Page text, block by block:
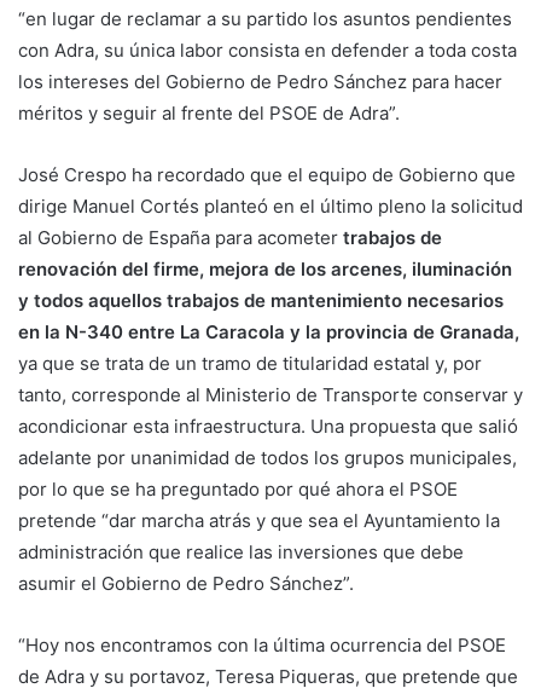
“en lugar de reclamar a su partido los asuntos pendientes
con Adra, su única labor consista en defender a toda costa
los intereses del Gobierno de Pedro Sánchez para hacer
méritos y seguir al frente del PSOE de Adra”.
José Crespo ha recordado que el equipo de Gobierno que
dirige Manuel Cortés planteó en el último pleno la solicitud
al Gobierno de España para acometer trabajos de
renovación del firme, mejora de los arcenes, iluminación
y todos aquellos trabajos de mantenimiento necesarios
en la N-340 entre La Caracola y la provincia de Granada,
ya que se trata de un tramo de titularidad estatal y, por
tanto, corresponde al Ministerio de Transporte conservar y
acondicionar esta infraestructura. Una propuesta que salió
adelante por unanimidad de todos los grupos municipales,
por lo que se ha preguntado por qué ahora el PSOE
pretende “dar marcha atrás y que sea el Ayuntamiento la
administración que realice las inversiones que debe
asumir el Gobierno de Pedro Sánchez”.
“Hoy nos encontramos con la última ocurrencia del PSOE
de Adra y su portavoz, Teresa Piqueras, que pretende que